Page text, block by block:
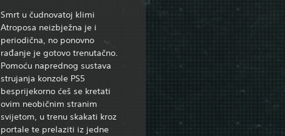
Smrt u čudnovatoj klimi
Atroposa neizbježna je i
periodična, no ponovno
rađanje je gotovo trenutačno.
Pomoću naprednog sustava
strujanja konzole PS5
besprijekorno ćeš se kretati
ovim neobičnim stranim
svijetom, u trenu skakati kroz
portale te prelaziti iz jedne